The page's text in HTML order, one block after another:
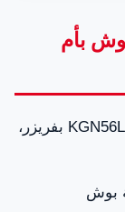
الأسئلة الشائعة حول صيانة ثلاجات BOOSH في أم
بأم
كما يتم تصليح ثلاجة بوش موديل KGN56LB3E8 بفريزر،
بوش